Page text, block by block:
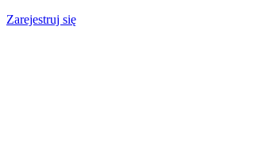
Zarejestruj się